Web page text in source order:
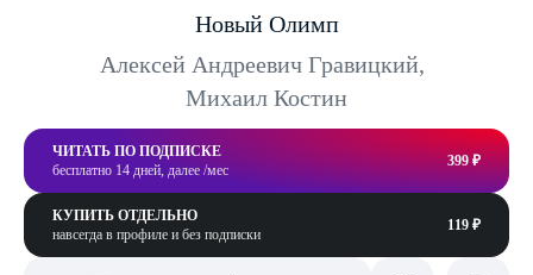
Новый Олимп
Алексей Андреевич Гравицкий,
Михаил Костин
ЧИТАТЬ ПО ПОДПИСКЕ
бесплатно 14 дней, далее /мес
399 ₽
КУПИТЬ ОТДЕЛЬНО
навсегда в профиле и без подписки
119 ₽